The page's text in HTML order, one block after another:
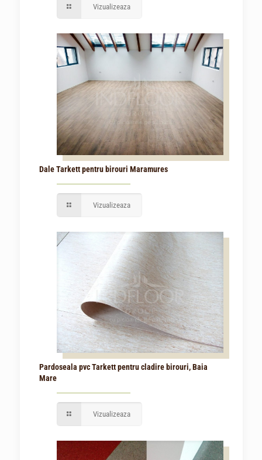
Vizualizeaza
Dale Tarkett pentru birouri Maramures
Vizualizeaza
Pardoseala pvc Tarkett pentru cladire birouri, Baia
Mare
Vizualizeaza